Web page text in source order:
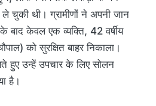
चुकी थी। ग्रामीणों ने अपनी जान
केवल एक व्यक्ति, 42 वर्षीय
को सुरक्षित बाहर निकाला।
हुए उन्हें उपचार के लिए सोलन
है।